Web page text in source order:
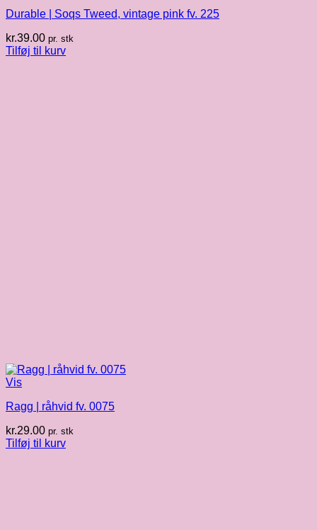
Durable | Soqs Tweed, vintage pink fv. 225
kr.39.00 pr. stk
Tilføj til kurv
Vis
Ragg | råhvid fv. 0075
kr.29.00 pr. stk
Tilføj til kurv